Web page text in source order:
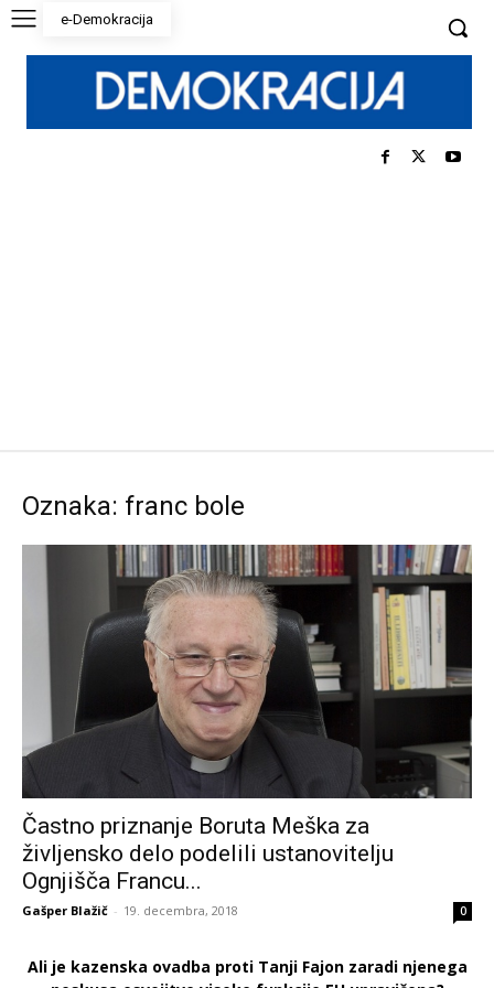
e-Demokracija
Oznaka: franc bole
Častno priznanje Boruta Meška za
življensko delo podelili ustanovitelju
Ognjišča Francu...
Gašper Blažič - 19. decembra, 2018 0
Ali je kazenska ovadba proti Tanji Fajon zaradi njenega